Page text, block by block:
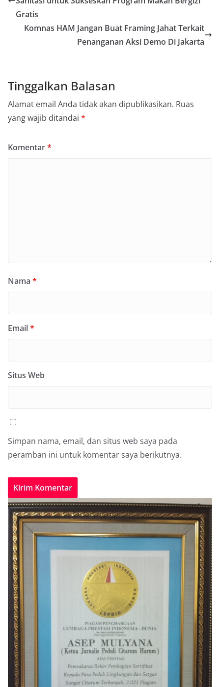
Gratis
Komnas HAM Jangan Buat Framing Jahat Terkait
Penanganan Aksi Demo Di Jakarta
Tinggalkan Balasan
Alamat email Anda tidak akan dipublikasikan. Ruas
yang wajib ditandai *
Komentar*
Nama *
Email*
Situs Web
Simpan nama, email, dan situs web saya pada
peramban ini untuk komentar saya berikutnya.